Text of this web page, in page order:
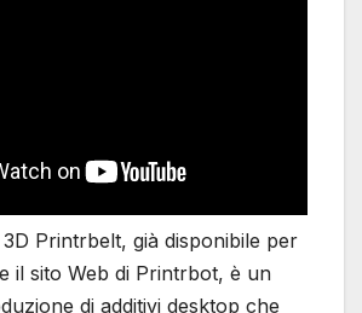
Printrbelt, già disponibile per
il sito Web di Printrbot, è un
di additivi desktop che